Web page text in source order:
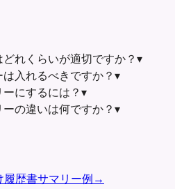
れくらいが適切ですか？ ▾
入れるべきですか？ ▾
にするには？ ▾
の違いは何ですか？ ▾
履歴書サマリー例 →